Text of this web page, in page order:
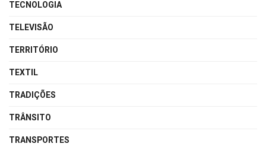
TECNOLOGIA
TELEVISÃO
TERRITÓRIO
TEXTIL
TRADIÇÕES
TRÂNSITO
TRANSPORTES